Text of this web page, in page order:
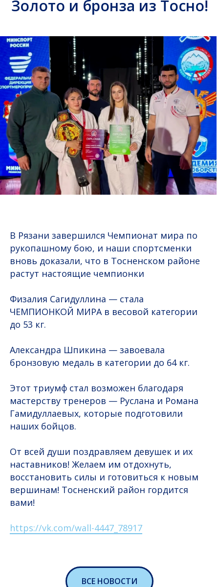
Золото и бронза из Тосно!
В Рязани завершился Чемпионат мира по
рукопашному бою, и наши спортсменки
вновь доказали, что в Тосненском районе
растут настоящие чемпионки
Физалия Сагидуллина — стала
ЧЕМПИОНКОЙ МИРА в весовой категории
до 53 кг.
Александра Шпикина — завоевала
бронзовую медаль в категории до 64 кг.
Этот триумф стал возможен благодаря
мастерству тренеров — Руслана и Романа
Гамидуллаевых, которые подготовили
наших бойцов.
От всей души поздравляем девушек и их
наставников! Желаем им отдохнуть,
восстановить силы и готовиться к новым
вершинам! Тосненский район гордится
вами!
https://vk.com/wall-4447_78917
ВСЕ НОВОСТИ